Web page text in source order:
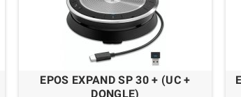
Sennheiser SC 160 USB
EPOS EXPAND SP 30 + (UC +
DONGLE)